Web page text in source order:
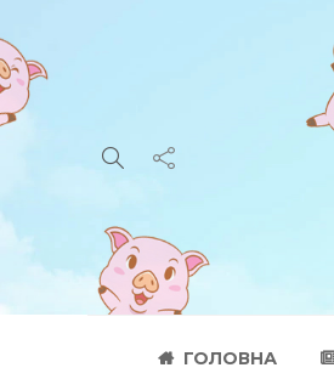
ГОЛОВНА